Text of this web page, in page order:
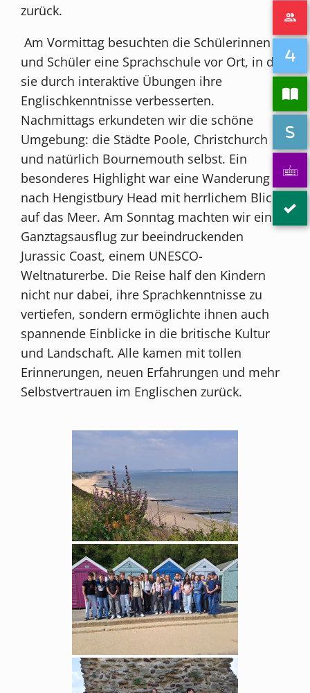
zurück.
Am Vormittag besuchten die Schülerinnen
und Schüler eine Sprachschule vor Ort, in der
sie durch interaktive Übungen ihre
Englischkenntnisse verbesserten.
Nachmittags erkundeten wir die schöne
Umgebung: die Städte Poole, Christchurch
und natürlich Bournemouth selbst. Ein
besonderes Highlight war eine Wanderung
nach Hengistbury Head mit herrlichem Blick
auf das Meer. Am Sonntag machten wir einen
Ganztagsausflug zur beeindruckenden
Jurassic Coast, einem UNESCO-
Weltnaturerbe. Die Reise half den Kindern
nicht nur dabei, ihre Sprachkenntnisse zu
vertiefen, sondern ermöglichte ihnen auch
spannende Einblicke in die britische Kultur
und Landschaft. Alle kamen mit tollen
Erinnerungen, neuen Erfahrungen und mehr
Selbstvertrauen im Englischen zurück.